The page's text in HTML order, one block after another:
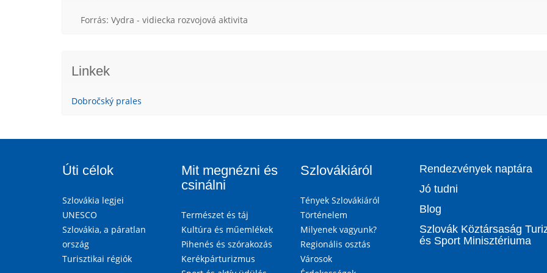
Forrás: Vydra - vidiecka rozvojová aktivita
Linkek
Dobročský prales
Úti célok
Szlovákia legjei
UNESCO
Szlovákia, a páratlan
ország
Turisztikai régiók
Mit megnézni és
csinálni
Természet és táj
Kultúra és műemlékek
Pihenés és szórakozás
Kerékpárturizmus
Szlovákiáról
Tények Szlovákiáról
Történelem
Milyenek vagyunk?
Regionális osztás
Városok
Rendezvények naptára
Jó tudni
Blog
Szlovák Köztársaság
és Sport Minisztériuma